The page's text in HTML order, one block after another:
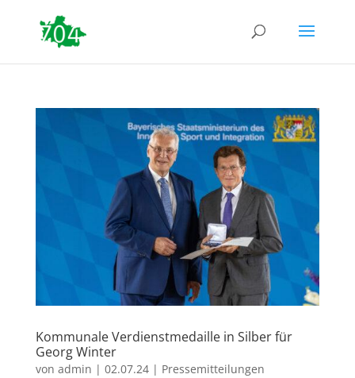
Kommunale Verdienstmedaille in Silber für
Georg Winter
von admin | 02.07.24| Pressemitteilungen